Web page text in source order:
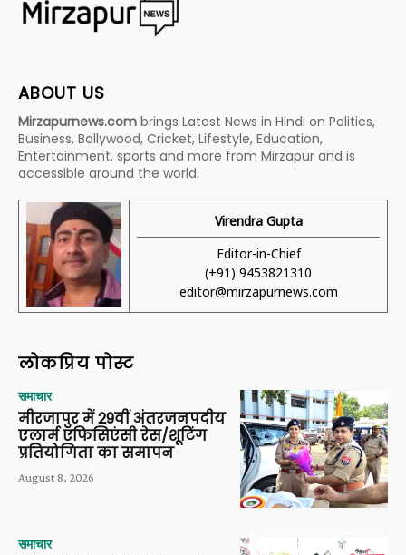
ABOUT US
Mirzapurnews.com brings Latest News in Hindi on Politics,
Business, Bollywood, Cricket, Lifestyle, Education,
Entertainment, sports and more from Mirzapur and is
accessible around the world.
Virendra Gupta
Editor-in-Chief
(+91) 9453821310
editor@mirzapurnews.com
लोकप्रिय पोस्ट
समाचार
मीरजापुर में 29वीं अंतरजनपदीय
एलार्म एफिसिएंसी रेस/शूटिंग
प्रतियोगिता का समापन
August 8, 2026
समाचार